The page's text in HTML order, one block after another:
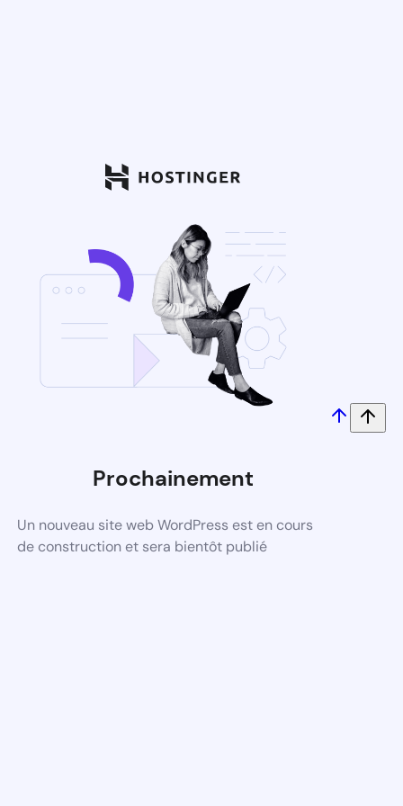
Prochainement
Un nouveau site web WordPress est en cours
de construction et sera bientôt publié